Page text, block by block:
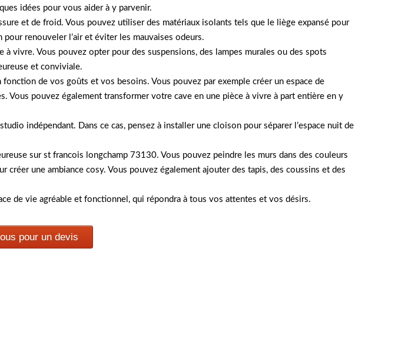
idées pour vous aider à y parvenir.
et de froid. Vous pouvez utiliser des matériaux isolants tels que le liège expansé pour
renouveler l’air et éviter les mauvaises odeurs.
vivre. Vous pouvez opter pour des suspensions, des lampes murales ou des spots
et conviviale.
de vos goûts et vos besoins. Vous pouvez par exemple créer un espace de
Vous pouvez également transformer votre cave en une pièce à vivre à part entière en y
indépendant. Dans ce cas, pensez à installer une cloison pour séparer l’espace nuit de
sur st francois longchamp 73130. Vous pouvez peindre les murs dans des couleurs
une ambiance cosy. Vous pouvez également ajouter des tapis, des coussins et des
de vie agréable et fonctionnel, qui répondra à tous vos attentes et vos désirs.
pour un devis